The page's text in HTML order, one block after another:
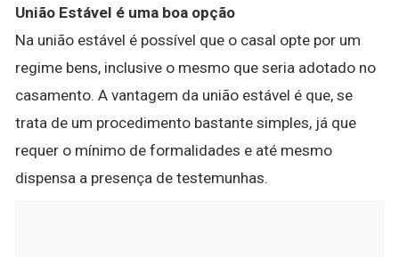
União Estável é uma boa opção
Na união estável é possível que o casal opte por um
regime bens, inclusive o mesmo que seria adotado no
casamento. A vantagem da união estável é que, se
trata de um procedimento bastante simples, já que
requer o mínimo de formalidades e até mesmo
dispensa a presença de testemunhas.